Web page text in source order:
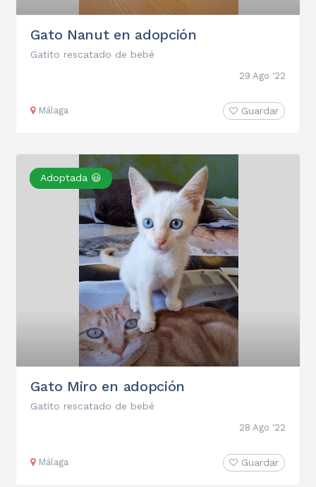
Gato Nanut en adopción
Gatito rescatado de bebé
29 Ago '22
Málaga Guardar
Adoptada 😃
Gato Miro en adopción
Gatito rescatado de bebé
28 Ago '22
Málaga Guardar